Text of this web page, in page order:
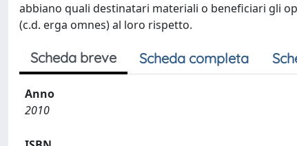
abbiano quali destinatari materiali o beneficiari gli
(c.d. erga omnes) al loro rispetto.
Scheda breve Scheda completa
Anno
2010